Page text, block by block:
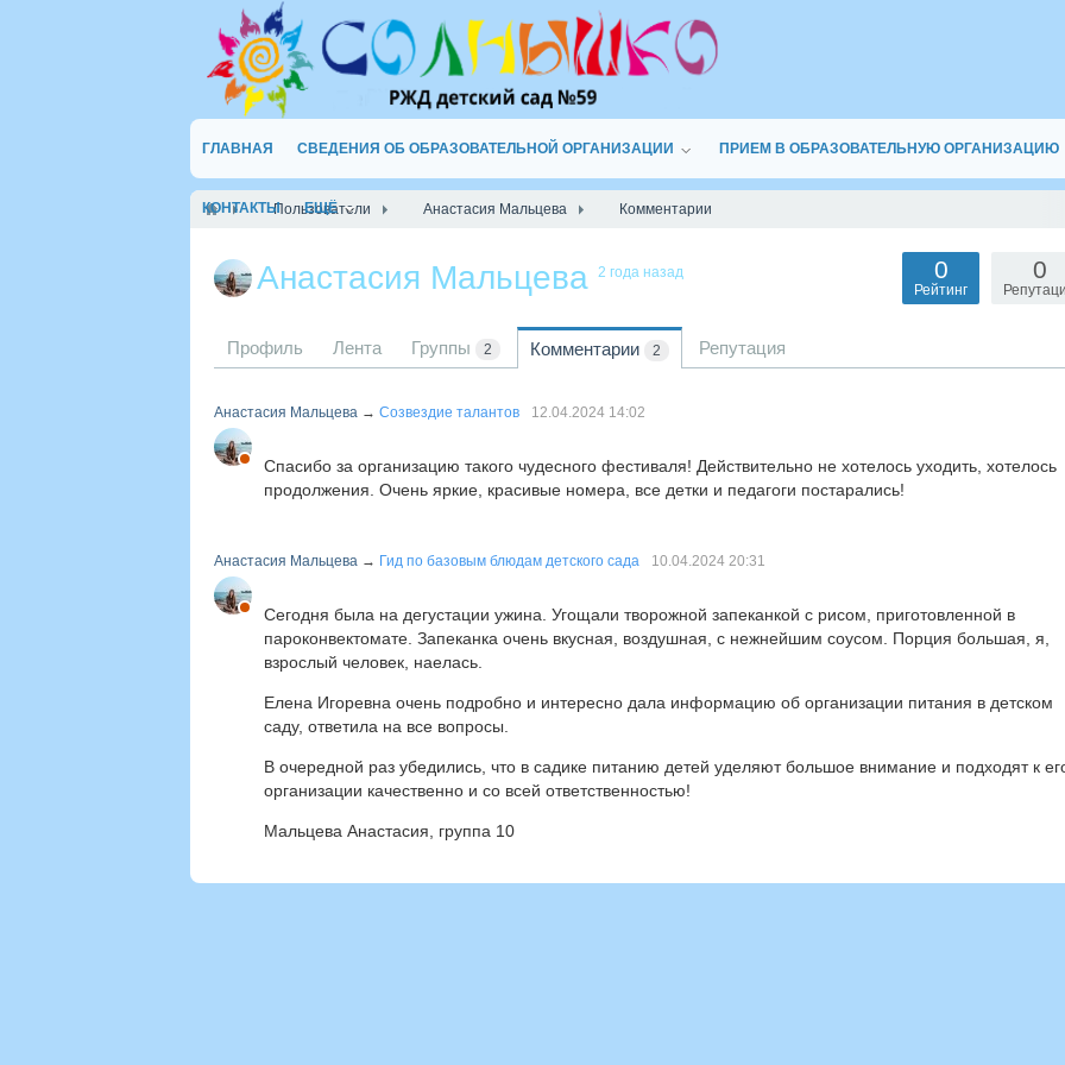
ГЛАВНАЯ СВЕДЕНИЯ ОБ ОБРАЗОВАТЕЛЬНОЙ ОРГАНИЗАЦИИ ПРИЕМ В ОБРАЗОВАТЕЛЬНУЮ ОРГАНИЗАЦИЮ
КОНТАКТЫ ЕЩЁ
Пользователи Анастасия Мальцева Комментарии
Анастасия Мальцева 2 года назад 0
0
Рейтинг
Профиль Лента Группы 2 Комментарии 2 Репутация
Анастасия Мальцева → Созвездие талантов 12.04.2024 14:02
Спасибо за организацию такого чудесного фестиваля! Действительно не хотелось уходить, хотелось
продолжения. Очень яркие, красивые номера, все детки и педагоги постарались!
Анастасия Мальцева → Гид по базовым блюдам детского сада 10.04.2024 20:31
Сегодня была на дегустации ужина. Угощали творожной запеканкой с рисом, приготовленной в
пароконвектомате. Запеканка очень вкусная, воздушная, с нежнейшим соусом. Порция большая, я,
взрослый человек, наелась.
Елена Игоревна очень подробно и интересно дала информацию об организации питания в детском
саду, ответила на все вопросы.
В очередной раз убедились, что в садике питанию детей уделяют большое внимание и подходят к
организации качественно и со всей ответственностью!
Мальцева Анастасия, группа 10